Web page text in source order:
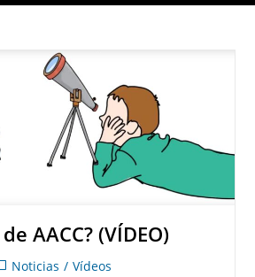
AACC? (VÍDEO)
Noticias / Vídeos